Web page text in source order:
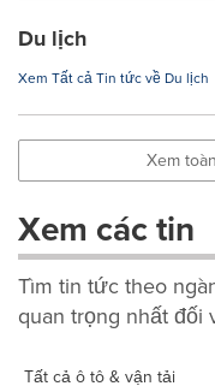
Du lịch
Xem Tất cả Tin tức về Du lịch
Xem
Xem các tin
Tìm tin tức theo
quan trọng nhất đối
Tất cả ô tô & vận tải